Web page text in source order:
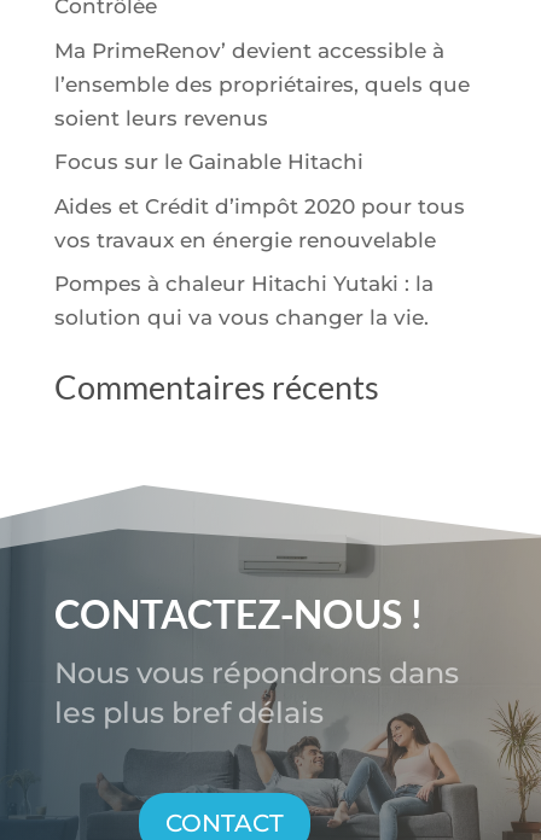
Contrôlée
Ma PrimeRenov’ devient accessible à
l’ensemble des propriétaires, quels que
soient leurs revenus
Focus sur le Gainable Hitachi
Aides et Crédit d’impôt 2020 pour tous
vos travaux en énergie renouvelable
Pompes à chaleur Hitachi Yutaki : la
solution qui va vous changer la vie.
Commentaires récents
CONTACTEZ-NOUS !
Nous vous répondrons dans
les plus bref délais
CONTACT